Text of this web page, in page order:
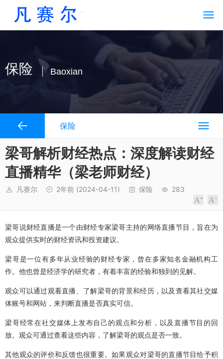
保险 Baoxian
保险
梁哥解析财经热点：深度解读财经
直播精华（梁老师财经）
凡赛尔 2年前 (2024-04-11) 保险 283
梁哥说财经直播是一个由财经专家梁哥主持的网络直播节目，旨在为
观众提供实时的财经资讯和投资建议。
梁哥是一位有多年从业经验的财经专家，曾在多家知名金融机构工
作。他也曾是经济学的研究者，有着丰富的经验和独到的见解。
观众可以通过观看直播、了解梁哥的背景和经历，以及查看其社交媒
体账号和网站，来判断直播是否真实可信。
梁哥经常在社交媒体上发布自己的观点和分析，以及直播节目的回
放。观众可通过查看这些内容，了解梁哥的观点是否一致。
其他观众的评价和反馈也很重要。如果观众对梁哥的直播节目给予积